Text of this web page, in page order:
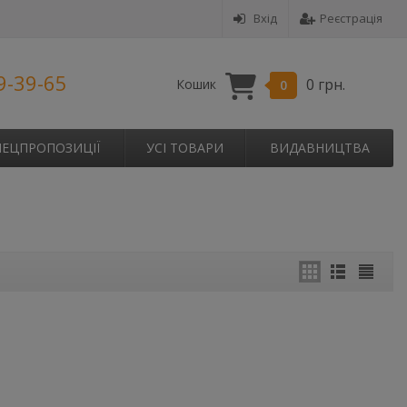
Вхід Реєстрація
39-65 Кошик 0 0 грн.
УСІ ТОВАРИ ВИДАВНИЦТВА